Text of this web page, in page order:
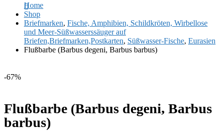
Home
Shop
Briefmarken, Fische, Amphibien, Schildkröten, Wirbellose
und Meer-Süßwasserssäuger auf
Briefen,Briefmarken,Postkarten, Süßwasser-Fische, Eurasien
Flußbarbe (Barbus degeni, Barbus barbus)
-67%
Flußbarbe (Barbus degeni, Barbus
barbus)